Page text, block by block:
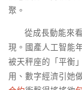
聚。
從成長動能來
現。國產人工智能
被天秤座的「平衡
用、數字經濟引她